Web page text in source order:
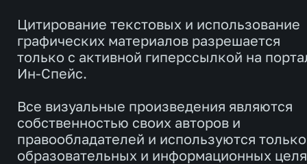
Цитирование текстовых и использование
графических материалов разрешается
только с активной гиперссылкой на
Ин-Спейс.
Все визуальные произведения являются
собственностью своих авторов и
правообладателей и используются
образовательных и информационных